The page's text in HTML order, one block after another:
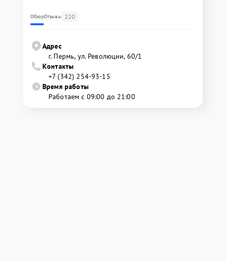
ОбзорОтзывы 220
Адрес
г. Пермь, ул. ​Революции, 60/1
Контакты
+7 (342) 254-93-15
Время работы
Работаем с 09:00 до 21:00